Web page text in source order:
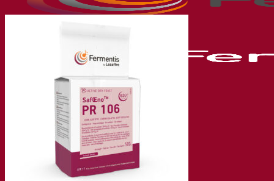
我们的公司
关于我们
发酵专家
Fermentis 园区
充满热情的团队